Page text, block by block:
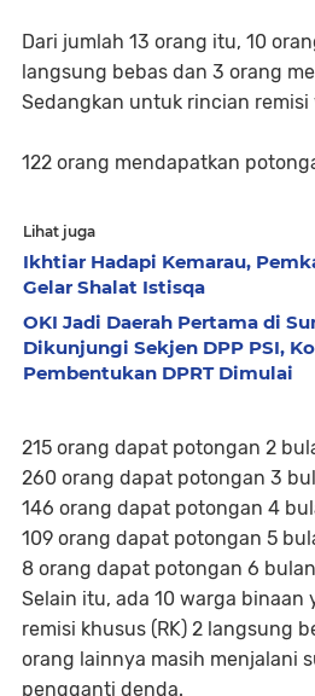
Dari jumlah 13 orang itu, 10
langsung bebas dan 3 orang
Sedangkan untuk rincian
122 orang mendapatkan
Lihat juga
Ikhtiar Hadapi Kemarau,
Gelar Shalat Istisqa
OKI Jadi Daerah Pertama di
Dikunjungi Sekjen DPP PSI,
Pembentukan DPRT Dimulai
215 orang dapat potongan 2
260 orang dapat potongan 3
146 orang dapat potongan 4
109 orang dapat potongan 5
8 orang dapat potongan 6 bulan
Selain itu, ada 10 warga binaan
remisi khusus (RK) 2 langsung
orang lainnya masih menjalani
pengganti denda.